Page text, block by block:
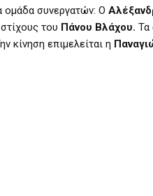
ομάδα συνεργατών: Ο
του Πάνου Βλάχου. Τα
κίνηση επιμελείται η